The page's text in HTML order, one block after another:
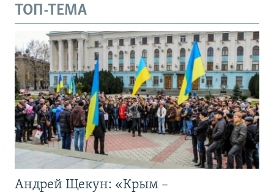
ТОП-ТЕМА
Андрей Щекун: «Крым –